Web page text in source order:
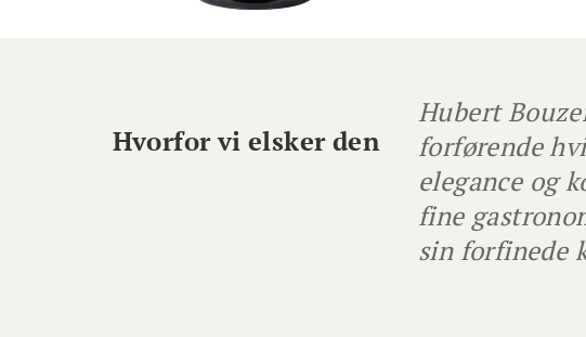
Hvorfor vi elsker den
Hubert
forførende
elegance og
fine
sin forfinede